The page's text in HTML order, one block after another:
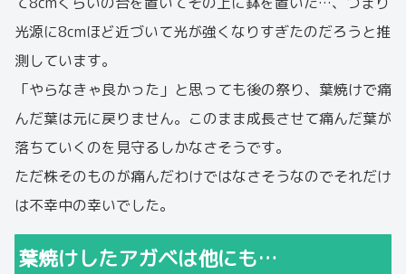
光源に8cmほど近づいて光が強くなりすぎたのだろうと推
測しています。
「やらなきゃ良かった」と思っても後の祭り、葉焼けで痛
んだ葉は元に戻りません。このまま成長させて痛んだ葉が
落ちていくのを見守るしかなさそうです。
ただ株そのものが痛んだわけではなさそうなのでそれだけ
は不幸中の幸いでした。
葉焼けしたアガベは他にも…